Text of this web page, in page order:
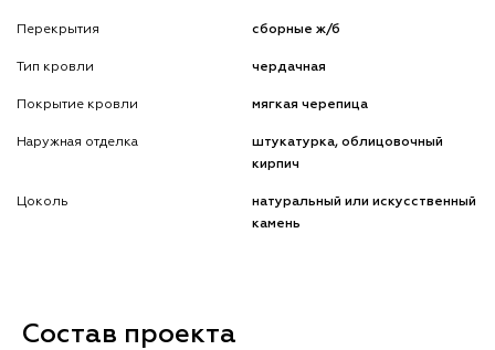
Перекрытия сборные ж/б
Тип кровли чердачная
Покрытие кровли мягкая черепица
Наружная отделка
штукатурка, облицовочный
кирпич
Цоколь
натуральный или искусственный
камень
Состав проекта